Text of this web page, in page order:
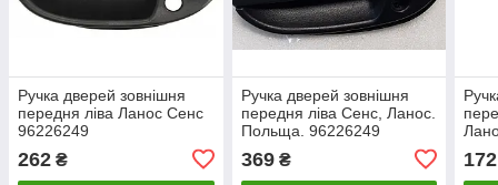
Ручка дверей зовнішня
передня ліва Ланос Сенс
96226249
262 ₴
Ручка дверей зовнішня
передня ліва Сенс, Ланос.
Польща. 96226249
369₴ 172